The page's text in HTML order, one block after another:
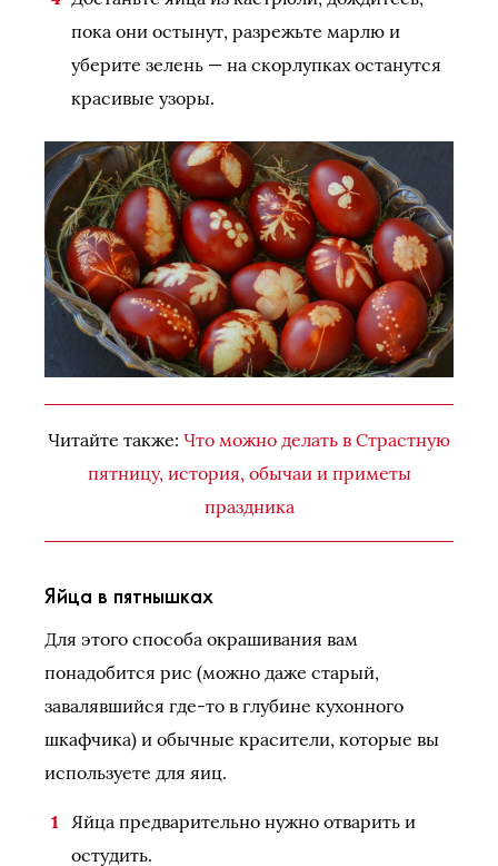
пока они остынут, разрежьте марлю и
уберите зелень — на скорлупках останутся
красивые узоры.
Читайте также: Что можно делать в Страстную
пятницу, история, обычаи и приметы
праздника
Яйца в пятнышках
Для этого способа окрашивания вам
понадобится рис (можно даже старый,
завалявшийся где-то в глубине кухонного
шкафчика) и обычные красители, которые вы
используете для яиц.
Яйца предварительно нужно отварить и
остудить.